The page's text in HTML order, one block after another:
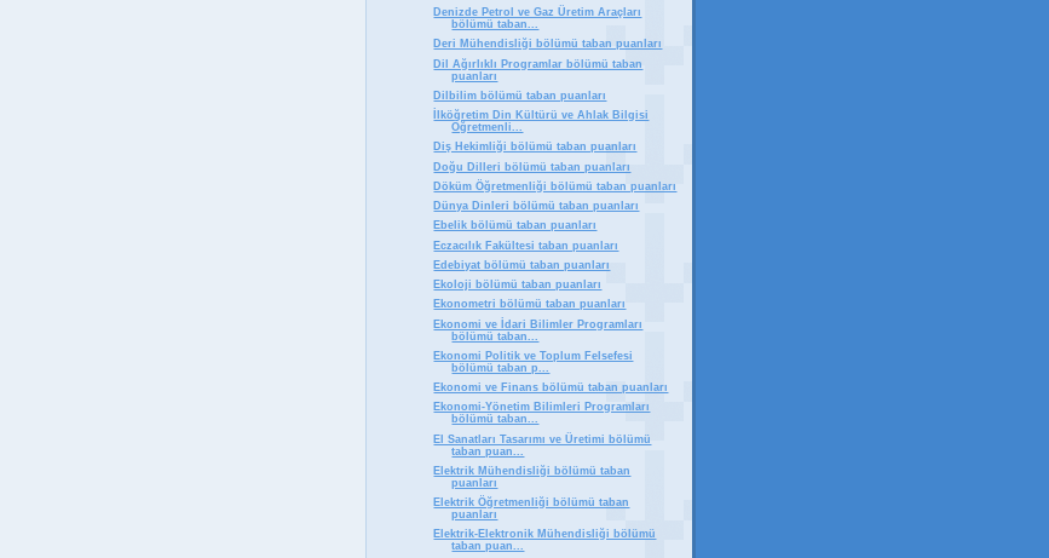
Denizde Petrol ve Gaz Üretim Araçları
bölümü taban...
Deri Mühendisliği bölümü taban puanları
Dil Ağırlıklı Programlar bölümü taban
puanları
Dilbilim bölümü taban puanları
İlköğretim Din Kültürü ve Ahlak Bilgisi
Öğretmenli...
Diş Hekimliği bölümü taban puanları
Doğu Dilleri bölümü taban puanları
Döküm Öğretmenliği bölümü taban puanları
Dünya Dinleri bölümü taban puanları
Ebelik bölümü taban puanları
Eczacılık Fakültesi taban puanları
Edebiyat bölümü taban puanları
Ekoloji bölümü taban puanları
Ekonometri bölümü taban puanları
Ekonomi ve İdari Bilimler Programları
bölümü taban...
Ekonomi Politik ve Toplum Felsefesi
bölümü taban p...
Ekonomi ve Finans bölümü taban puanları
Ekonomi-Yönetim Bilimleri Programları
bölümü taban...
El Sanatları Tasarımı ve Üretimi bölümü
taban puan...
Elektrik Mühendisliği bölümü taban
puanları
Elektrik Öğretmenliği bölümü taban
puanları
Elektrik-Elektronik Mühendisliği bölümü
taban puan...